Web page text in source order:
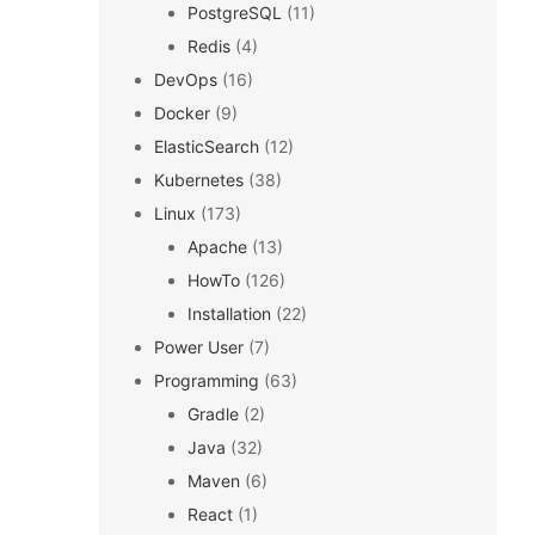
PostgreSQL (11)
Redis (4)
DevOps (16)
Docker (9)
ElasticSearch (12)
Kubernetes (38)
Linux (173)
Apache (13)
HowTo (126)
Installation (22)
Power User (7)
Programming (63)
Gradle (2)
Java (32)
Maven (6)
React (1)